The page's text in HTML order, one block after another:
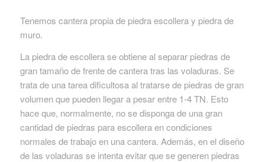
Tenemos cantera propia de piedra escollera y piedra de
muro.
La piedra de escollera se obtiene al separar piedras de
gran tamaño de frente de cantera tras las voladuras. Se
trata de una tarea dificultosa al tratarse de piedras de gran
volumen que pueden llegar a pesar entre 1-4 TN. Esto
hace que, normalmente, no se disponga de una gran
cantidad de piedras para escollera en condiciones
normales de trabajo en una cantera. Además, en el diseño
de las voladuras se intenta evitar que se generen piedras